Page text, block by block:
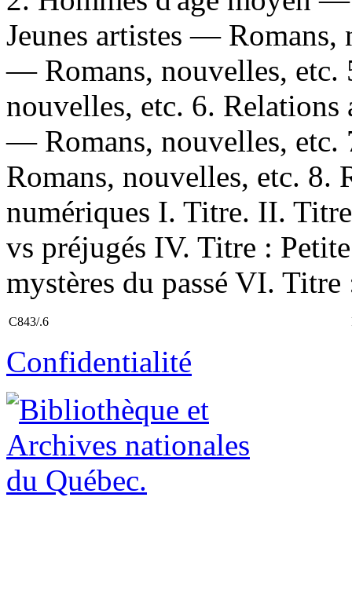
Jeunes artistes — Romans,
— Romans, nouvelles, etc.
nouvelles, etc. 6. Relations
— Romans, nouvelles,
Romans, nouvelles, etc. 8.
numériques I. Titre. II.
vs préjugés IV. Titre :
mystères du passé VI. Titre
C843/.6
Confidentialité